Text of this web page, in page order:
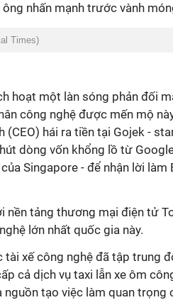
nhấn mạnh trước vành
Times)
hoạt một làn sóng phản đối
công nghệ được mến mộ
(CEO) hái ra tiền tại Gojek -
dòng vốn khổng lồ từ
Singapore - để nhận lời
nền tảng thương mại điện tử
lớn nhất quốc gia này.
xế công nghệ đã tập trung
cả dịch vụ taxi lẫn xe ôm
nguồn tạo việc làm quan trọng